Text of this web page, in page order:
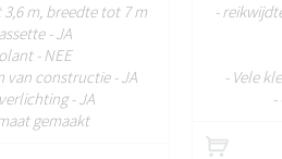
m, breedte tot 7 m
- JA
- NEE
van constructie - JA
- JA
gemaakt
-
- Vele